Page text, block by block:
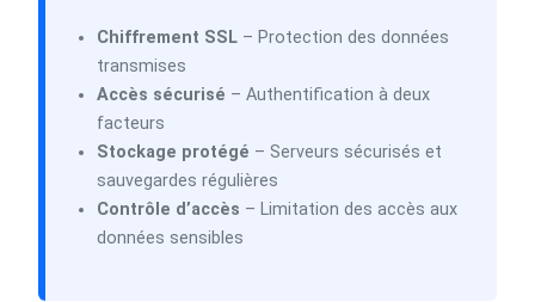
Chiffrement SSL – Protection des données
transmises
Accès sécurisé – Authentification à deux
facteurs
Stockage protégé – Serveurs sécurisés et
sauvegardes régulières
Contrôle d’accès – Limitation des accès aux
données sensibles